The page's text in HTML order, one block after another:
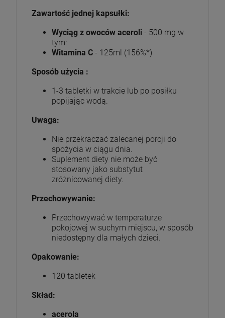
Zawartość jednej kapsułki:
Wyciąg z owoców aceroli - 500 mg w
tym:
Witamina C - 125ml (156%*)
Sposób użycia :
1-3 tabletki w trakcie lub po posiłku
popijając wodą.
Uwaga:
Nie przekraczać zalecanej porcji do
spożycia w ciągu dnia.
Suplement diety nie może być
stosowany jako substytut
zróżnicowanej diety.
Przechowywanie:
Przechowywać w temperaturze
pokojowej w suchym miejscu, w sposób
niedostępny dla małych dzieci.
Opakowanie:
120 tabletek
Skład:
acerola